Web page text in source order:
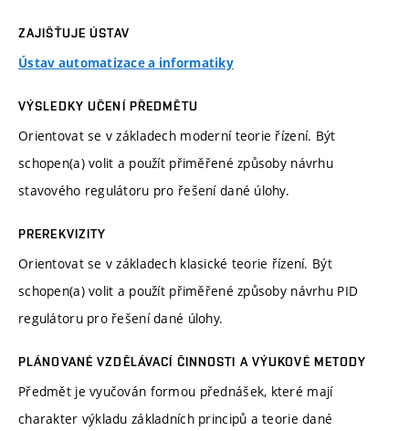
ZAJIŠŤUJE ÚSTAV
Ústav automatizace a informatiky
VÝSLEDKY UČENÍ PŘEDMĚTU
Orientovat se v základech moderní teorie řízení. Být
schopen(a) volit a použít přiměřené způsoby návrhu
stavového regulátoru pro řešení dané úlohy.
PREREKVIZITY
Orientovat se v základech klasické teorie řízení. Být
schopen(a) volit a použít přiměřené způsoby návrhu PID
regulátoru pro řešení dané úlohy.
PLÁNOVANÉ VZDĚLÁVACÍ ČINNOSTI A VÝUKOVÉ METODY
Předmět je vyučován formou přednášek, které mají
charakter výkladu základních principů a teorie dané